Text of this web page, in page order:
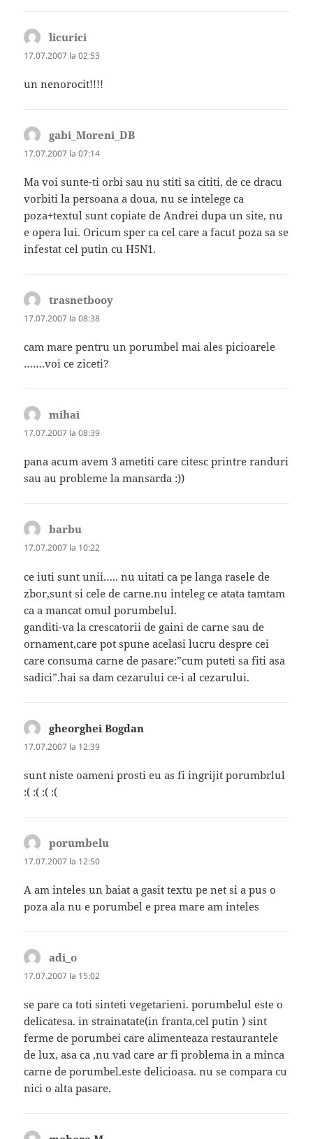
licurici
17.07.2007 la 02:53
un nenorocit!!!!
gabi_Moreni_DB
17.07.2007 la 07:14
Ma voi sunte-ti orbi sau nu stiti sa cititi, de ce dracu
vorbiti la persoana a doua, nu se intelege ca
poza+textul sunt copiate de Andrei dupa un site, nu
e opera lui. Oricum sper ca cel care a facut poza sa se
infestat cel putin cu H5N1.
trasnetbooy
17.07.2007 la 08:38
cam mare pentru un porumbel mai ales picioarele
…….voi ce ziceti?
mihai
17.07.2007 la 08:39
pana acum avem 3 ametiti care citesc printre randuri
sau au probleme la mansarda :))
barbu
17.07.2007 la 10:22
ce iuti sunt unii….. nu uitati ca pe langa rasele de
zbor,sunt si cele de carne.nu inteleg ce atata tamtam
ca a mancat omul porumbelul.
ganditi-va la crescatorii de gaini de carne sau de
ornament,care pot spune acelasi lucru despre cei
care consuma carne de pasare:”cum puteti sa fiti asa
sadici”.hai sa dam cezarului ce-i al cezarului.
gheorghei Bogdan
17.07.2007 la 12:39
sunt niste oameni prosti eu as fi ingrijit porumbrlul
:( :( :( :(
porumbelu
17.07.2007 la 12:50
A am inteles un baiat a gasit textu pe net si a pus o
poza ala nu e porumbel e prea mare am inteles
adi_o
17.07.2007 la 15:02
se pare ca toti sinteti vegetarieni. porumbelul este o
delicatesa. in strainatate(in franta,cel putin ) sint
ferme de porumbei care alimenteaza restaurantele
de lux, asa ca ,nu vad care ar fi problema in a minca
carne de porumbel.este delicioasa. nu se compara cu
nici o alta pasare.